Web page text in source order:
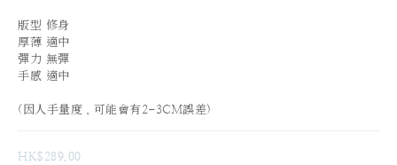
版型 修身
厚薄 適中
彈力 無彈
手感 適中
(因人手量度，可能會有2-3CM誤差)
HK$289.00